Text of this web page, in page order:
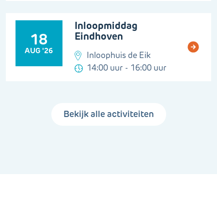
18
AUG '26
Inloopmiddag
Eindhoven
Inloophuis de Eik
14:00 uur - 16:00 uur
Bekijk alle activiteiten